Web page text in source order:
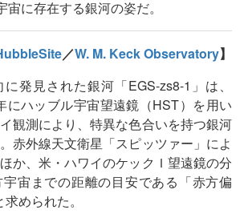
に存在する銀河の姿だ。
／W. M. Keck Observatory】
発見された銀河「EGS-zs8-1」は、
にハッブル宇宙望遠鏡（HST）を用い
観測により、特異な色合いを持つ銀河
赤外線天文衛星「スピッツァー」によ
か、米・ハワイのケックＩ望遠鏡の分
宙までの距離の目安である「赤方偏
められた。